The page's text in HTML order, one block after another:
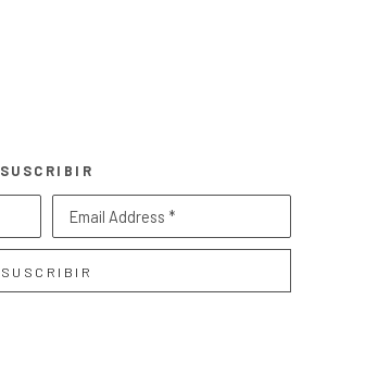
SUSCRIBIR
Email Address *
SUSCRIBIR